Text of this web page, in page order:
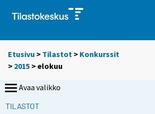
Etusivu > Tilastot > Konkurssit
> 2015 > elokuu
Avaa valikko
TILASTOT